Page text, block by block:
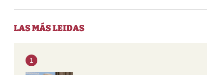
LAS MÁS LEIDAS
1